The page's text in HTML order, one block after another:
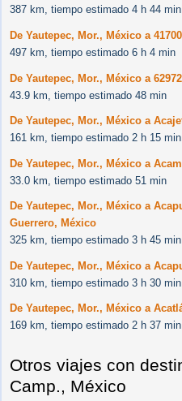
387 km, tiempo estimado 4 h 44 min
De Yautepec, Mor., México a
497 km, tiempo estimado 6 h 4 min
De Yautepec, Mor., México a
43.9 km, tiempo estimado 48 min
De Yautepec, Mor., México a
161 km, tiempo estimado 2 h 15 min
De Yautepec, Mor., México a
33.0 km, tiempo estimado 51 min
De Yautepec, Mor., México a
Guerrero, México
325 km, tiempo estimado 3 h 45 min
De Yautepec, Mor., México a
310 km, tiempo estimado 3 h 30 min
De Yautepec, Mor., México a
169 km, tiempo estimado 2 h 37 min
Otros viajes con
Camp., México